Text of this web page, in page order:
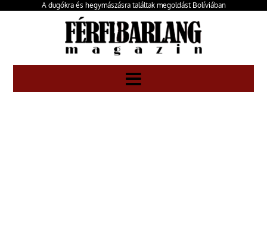
A dugókra és hegymászásra találtak megoldást Bolíviában